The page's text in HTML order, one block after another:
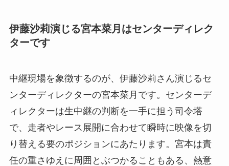
伊藤沙莉演じる宮本菜月はセンターディレク
ターです
中継現場を象徴するのが、伊藤沙莉さん演じるセ
ンターディレクターの宮本菜月です。センターデ
ィレクターは生中継の判断を一手に担う司令塔
で、走者やレース展開に合わせて瞬時に映像を切
り替える要のポジションにあたります。宮本は責
任の重さゆえに周囲とぶつかることもある、熱意